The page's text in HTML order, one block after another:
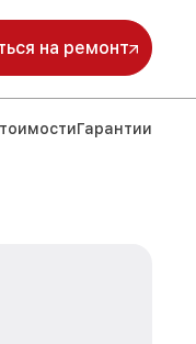
на ремонт
Гарантии